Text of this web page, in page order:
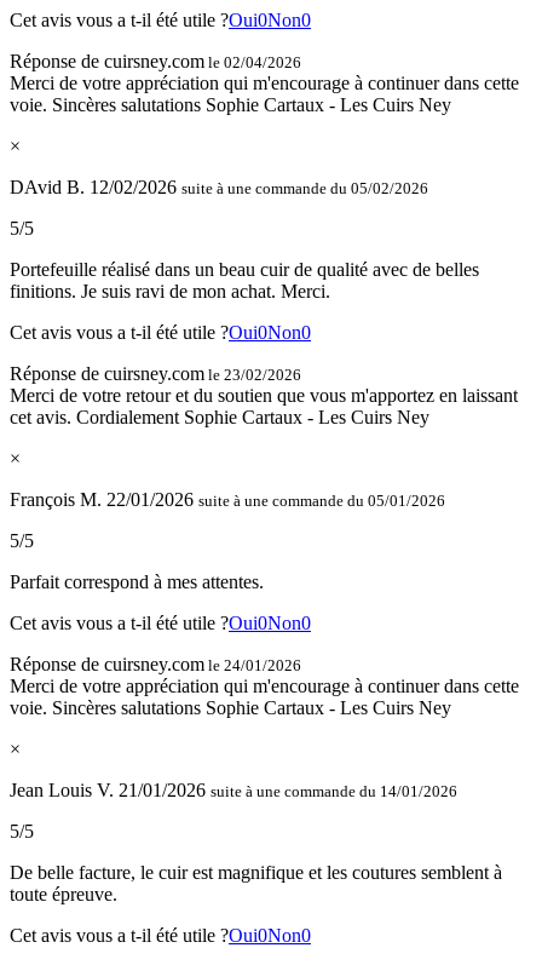
Cet avis vous a t-il été utile ?Oui0Non0
Réponse de cuirsney.com le 02/04/2026
Merci de votre appréciation qui m'encourage à continuer dans cette
voie. Sincères salutations Sophie Cartaux - Les Cuirs Ney
×
DAvid B. 12/02/2026 suite à une commande du 05/02/2026
5/5
Portefeuille réalisé dans un beau cuir de qualité avec de belles
finitions. Je suis ravi de mon achat. Merci.
Cet avis vous a t-il été utile ?Oui0Non0
Réponse de cuirsney.com le 23/02/2026
Merci de votre retour et du soutien que vous m'apportez en laissant
cet avis. Cordialement Sophie Cartaux - Les Cuirs Ney
×
François M. 22/01/2026 suite à une commande du 05/01/2026
5/5
Parfait correspond à mes attentes.
Cet avis vous a t-il été utile ?Oui0Non0
Réponse de cuirsney.com le 24/01/2026
Merci de votre appréciation qui m'encourage à continuer dans cette
voie. Sincères salutations Sophie Cartaux - Les Cuirs Ney
×
Jean Louis V. 21/01/2026 suite à une commande du 14/01/2026
5/5
De belle facture, le cuir est magnifique et les coutures semblent à
toute épreuve.
Cet avis vous a t-il été utile ?Oui0Non0